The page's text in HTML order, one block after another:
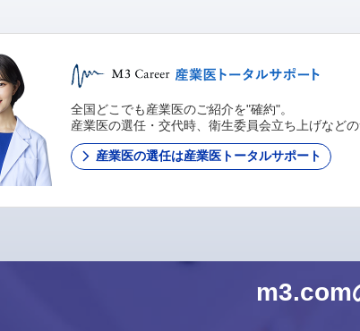
m3.com
全国どこでも産業医のご紹介を"確約"。
産業医の選任・交代時、衛生委員会立ち上げなど
産業医の選任は産業医トータルサポート